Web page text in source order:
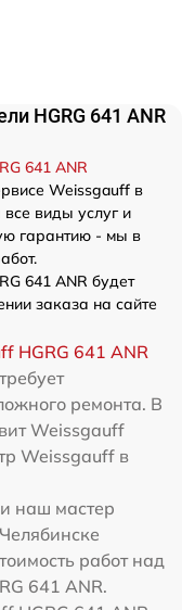
HGRG 641 ANR
641 ANR
Weissgauff в
виды услуг и
гарантию - мы в
641 ANR будет
заказа на сайте
HGRG 641 ANR
ремонта. В
Weissgauff
Weissgauff в
наш мастер
работ над
641 ANR.